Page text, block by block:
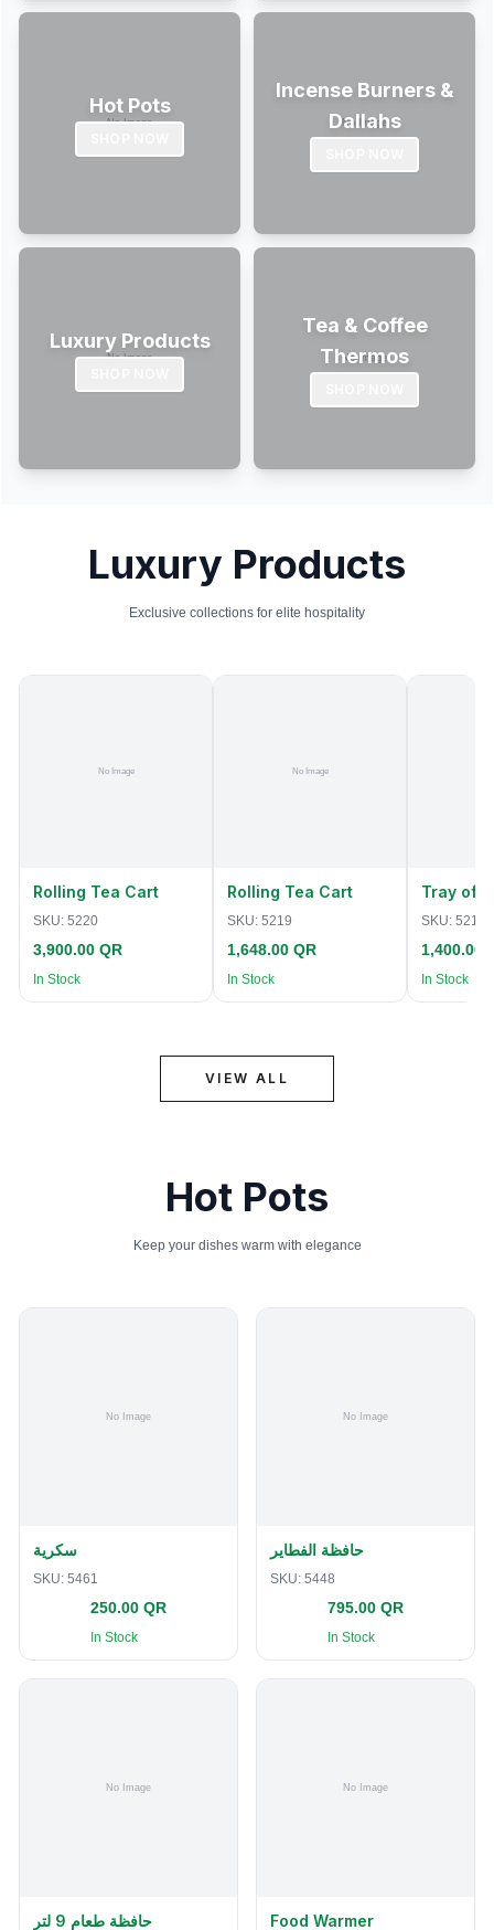
Hot Pots
Incense Burners &
Dallahs
Luxury Products
Tea & Coffee
Thermos
Luxury Products
Exclusive collections for elite hospitality
Rolling Tea Cart
SKU: 5220
3,900.00 QR
In Stock
Rolling Tea Cart
SKU: 5219
1,648.00 QR
In Stock
Tray of
SKU: 5218
1,400.00
In Stock
VIEW ALL
Hot Pots
Keep your dishes warm with elegance
سكرية
SKU: 5461
250.00 QR
In Stock
حافظة الفطاير
SKU: 5448
795.00 QR
In Stock
حافظة طعام 9 لتر Food Warmer